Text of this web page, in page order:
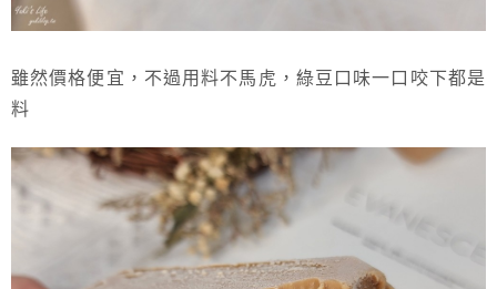
雖然價格便宜，不過用料不馬虎，綠豆口味一口咬下都是
料